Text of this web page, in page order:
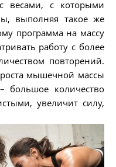
весами, с которыми
выполняя такое же
программа на массу
работу с более
повторений.
мышечной массы
количество
увеличит силу,